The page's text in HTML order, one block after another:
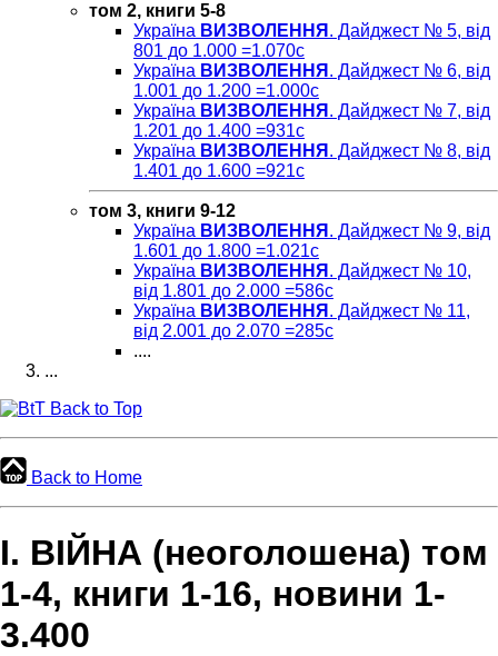
том 2, книги 5-8
Україна ВИЗВОЛЕННЯ . Дайджест № 5, від
801 до 1.000 =1.070c
Україна ВИЗВОЛЕННЯ . Дайджест № 6, від
1.001 до 1.200 =1.000с
Україна ВИЗВОЛЕННЯ . Дайджест № 7, від
1.201 до 1.400 =931c
Україна ВИЗВОЛЕННЯ . Дайджест № 8, від
1.401 до 1.600 =921c
том 3, книги 9-12
Україна ВИЗВОЛЕННЯ . Дайджест № 9, від
1.601 до 1.800 =1.021c
Україна ВИЗВОЛЕННЯ . Дайджест № 10,
від 1.801 до 2.000 =586c
Україна ВИЗВОЛЕННЯ . Дайджест № 11,
від 2.001 до 2.070 =285c
....
...
Back to Top
Back to Home
І. ВІЙНА (неоголошена) том
1-4, книги 1-16, новини 1-
3.400